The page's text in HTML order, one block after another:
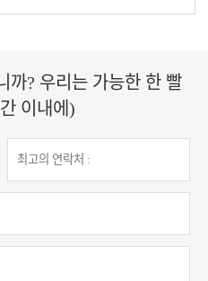
까? 우리는 가능한 한 빨
이내에)